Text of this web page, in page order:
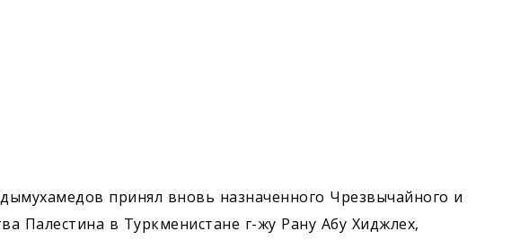
принял вновь назначенного Чрезвычайного и
Палестина в Туркменистане г-жу Рану Абу Хиджлех,